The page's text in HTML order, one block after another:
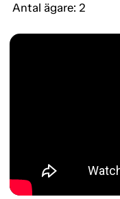
Antal ägare: 2